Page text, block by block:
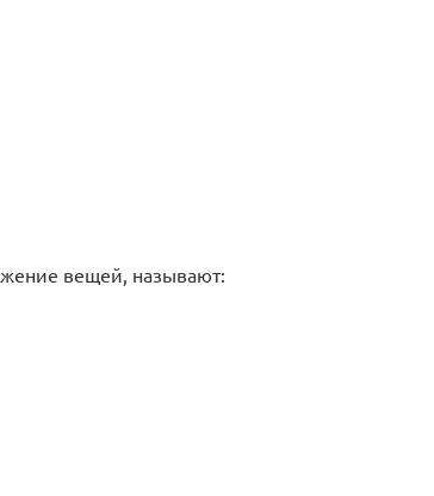
вещей, называют: